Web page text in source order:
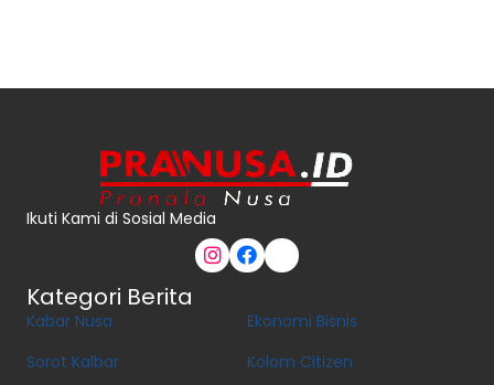
Ikuti Kami di Sosial Media
Kategori Berita
Kabar Nusa
Sorot Kalbar
Ekonomi Bisnis
Kolom Citizen